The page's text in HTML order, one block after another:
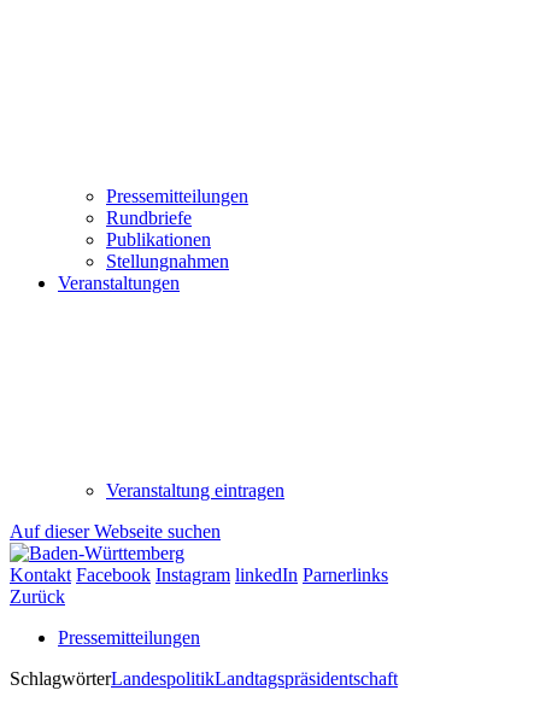
Pressemitteilungen
Rundbriefe
Publikationen
Stellungnahmen
Veranstaltungen
Veranstaltung eintragen
Auf dieser Webseite suchen
Kontakt Facebook Instagram linkedIn Parnerlinks
Zurück
Pressemitteilungen
SchlagwörterLandespolitikLandtagspräsidentschaft